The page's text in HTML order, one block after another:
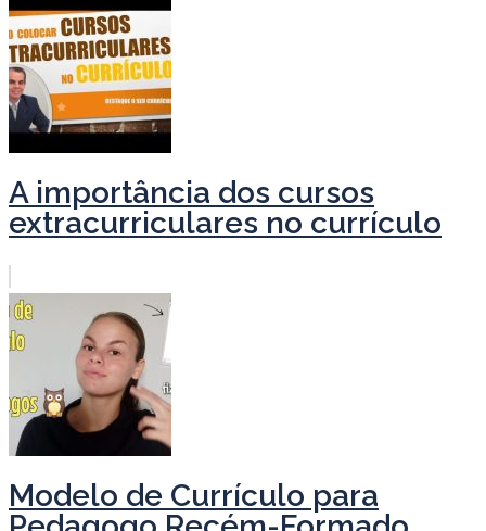
A importância dos cursos
extracurriculares no currículo
Modelo de Currículo para